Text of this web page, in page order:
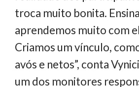
troca muito bonita.
aprendemos muito com
Criamos um vínculo,
avós e netos”, conta
um dos monitores